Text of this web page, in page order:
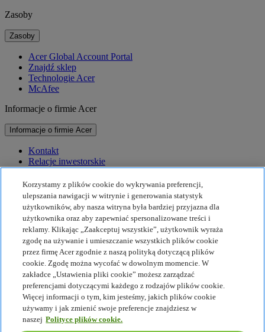
Zasoby
Zasoby
Acer Global Account Portal
Znajdź sklep
Technologie Acer
McAfee
Informacje o firmie Acer
Informacje o firmie Acer
Kontakt
Relacje inwestorskie
Nagrody
Wydarzenia
Zrównoważony rozwój
Zrównoważony rozwój
Społeczna odpowiedzialność biznesu
Ślad węglowy produktu
Projekt Humanity
Earthion
Polityka prywatności
Zasady dot. plików cookie
Nota prawna
Korzystamy z plików cookie do wykrywania preferencji,
ulepszania nawigacji w witrynie i generowania statystyk
użytkowników, aby nasza witryna była bardziej przyjazna dla
użytkownika oraz aby zapewniać spersonalizowane treści i
reklamy. Klikając „Zaakceptuj wszystkie”, użytkownik wyraża
zgodę na używanie i umieszczanie wszystkich plików cookie
przez firmę Acer zgodnie z naszą polityką dotyczącą plików
cookie. Zgodę można wycofać w dowolnym momencie. W
zakładce „Ustawienia pliki cookie” możesz zarządzać
preferencjami dotyczącymi każdego z rodzajów plików cookie.
Więcej informacji o tym, kim jesteśmy, jakich plików cookie
używamy i jak zmienić swoje preferencje znajdziesz w
naszej Polityce plików cookie.